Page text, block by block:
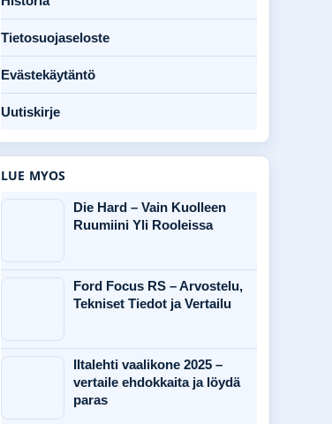
Tietosuojaseloste
Evästekäytäntö
Uutiskirje
LUE MYOS
Die Hard – Vain Kuolleen
Ruumiini Yli Rooleissa
Ford Focus RS – Arvostelu,
Tekniset Tiedot ja Vertailu
Iltalehti vaalikone 2025 –
vertaile ehdokkaita ja löydä
paras